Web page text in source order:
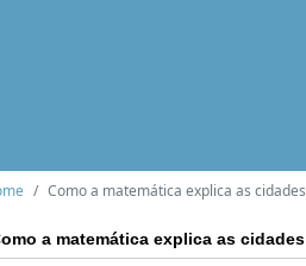
Como a matemática explica as cidades
a matemática explica as cidades